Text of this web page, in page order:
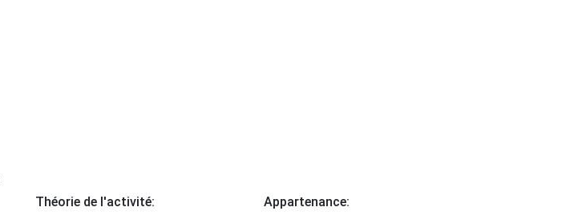
Théorie de l'activité:
Appartenance: